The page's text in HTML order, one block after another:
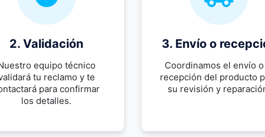
2. Validación
equipo técnico
tu reclamo y te
para confirmar
los detalles.
3. Envío o
Coordinamos el envío
recepción del producto
su revisión y